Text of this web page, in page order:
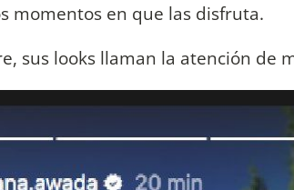
momentos en que las disfruta.
sus looks llaman la atención de